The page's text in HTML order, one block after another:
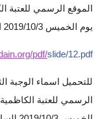
الموقع الرسمي للعتبة
يوم الخميس 2019/10/3 الساعة ٩ صباحا :
pdf/slide/12.pdf
للتحميل اسماء الوجبة
الرسمي للعتبة